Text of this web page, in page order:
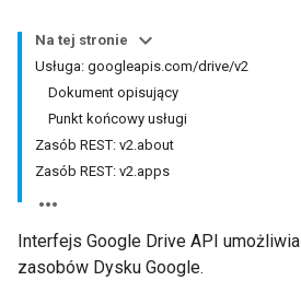
Na tej stronie
Usługa: googleapis.com/drive/v2
Dokument opisujący
Punkt końcowy usługi
Zasób REST: v2.about
Zasób REST: v2.apps
Interfejs Google Drive API
zasobów Dysku Google.